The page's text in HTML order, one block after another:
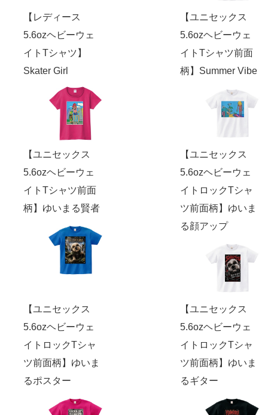
【レディース
5.6ozヘビーウェ
イトTシャツ】
Skater Girl
【ユニセックス
5.6ozヘビーウェ
イトTシャツ前面
柄】Summer Vibe
【ユニセックス
5.6ozヘビーウェ
イトTシャツ前面
柄】ゆいまる賢者
【ユニセックス
5.6ozヘビーウェ
イトロックTシャ
ツ前面柄】ゆいま
る顔アップ
【ユニセックス
5.6ozヘビーウェ
イトロックTシャ
ツ前面柄】ゆいま
るポスター
【ユニセックス
5.6ozヘビーウェ
イトロックTシャ
ツ前面柄】ゆいま
るギター